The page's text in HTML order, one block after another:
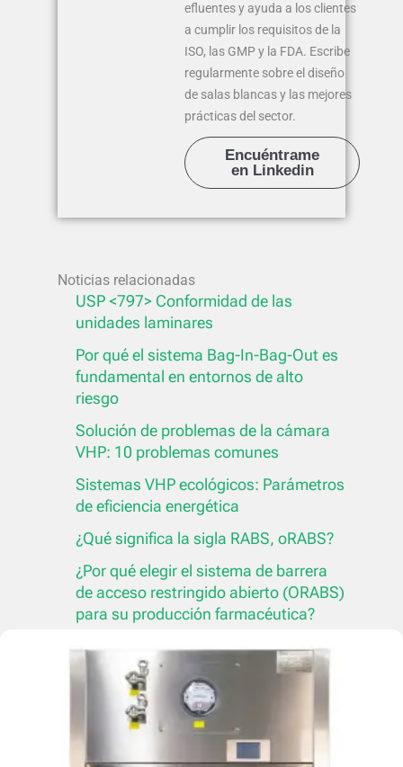
efluentes y ayuda a los clientes
a cumplir los requisitos de la
ISO, las GMP y la FDA. Escribe
regularmente sobre el diseño
de salas blancas y las mejores
prácticas del sector.
Encuéntrame
en Linkedin
Noticias relacionadas
USP <797> Conformidad de las
unidades laminares
Por qué el sistema Bag-In-Bag-Out es
fundamental en entornos de alto
riesgo
Solución de problemas de la cámara
VHP: 10 problemas comunes
Sistemas VHP ecológicos: Parámetros
de eficiencia energética
¿Qué significa la sigla RABS, oRABS?
¿Por qué elegir el sistema de barrera
de acceso restringido abierto (ORABS)
para su producción farmacéutica?